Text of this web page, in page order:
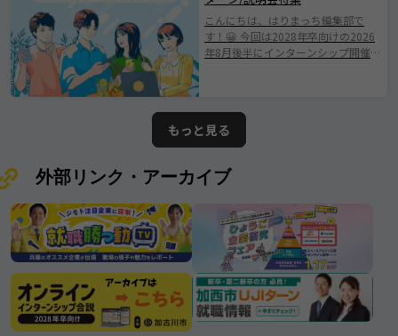
yokoyama（株式会社横山基礎工
事）
こんにちは、はりまっち編集部で
す！😀 今回は2028年卒向けの2026
年8月後半にインターンシップ開催す
日時点での情報となります。
yokoyama（株式会社横山基礎工
事）
もっと見る
外部リンク・アーカイブ